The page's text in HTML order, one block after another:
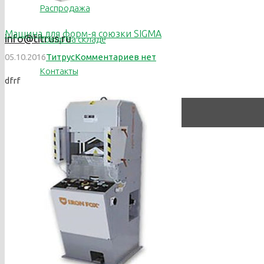
info@titrus.ru
Распродажа
Товар на складе
Контакты
Машина для форм-я союзки SIGMA
05.10.2016ТитрусКомментариев нет
dfrf